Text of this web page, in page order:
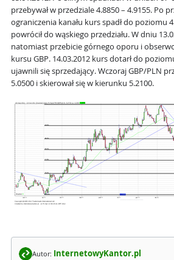
przebywał w przedziale 4.8850 – 4.9155. Po
ograniczenia kanału kurs spadł do poziomu
powrócił do wąskiego przedziału. W dniu
natomiast przebicie górnego oporu i
kursu GBP. 14.03.2012 kurs dotarł do
ujawnili się sprzedający. Wczoraj GBP/PLN
5.0500 i skierował się w kierunku 5.2100.
Autor: InternetowyKantor.pl